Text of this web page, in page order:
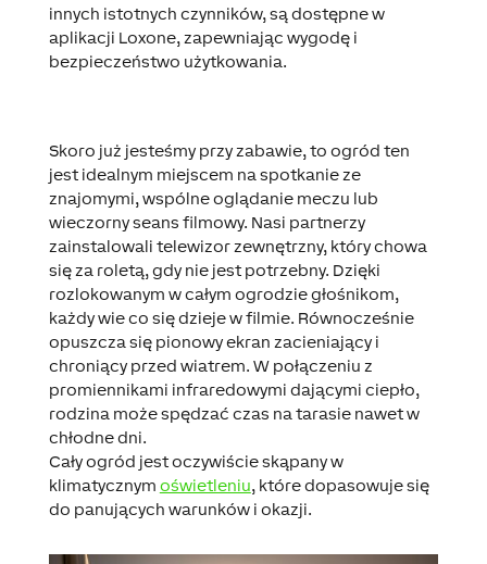
innych istotnych czynników, są dostępne w
aplikacji Loxone, zapewniając wygodę i
bezpieczeństwo użytkowania.
Skoro już jesteśmy przy zabawie, to ogród ten
jest idealnym miejscem na spotkanie ze
znajomymi, wspólne oglądanie meczu lub
wieczorny seans filmowy. Nasi partnerzy
zainstalowali telewizor zewnętrzny, który chowa
się za roletą, gdy nie jest potrzebny. Dzięki
rozlokowanym w całym ogrodzie głośnikom,
każdy wie co się dzieje w filmie. Równocześnie
opuszcza się pionowy ekran zacieniający i
chroniący przed wiatrem. W połączeniu z
promiennikami infraredowymi dającymi ciepło,
rodzina może spędzać czas na tarasie nawet w
chłodne dni.
Cały ogród jest oczywiście skąpany w
klimatycznym oświetleniu, które dopasowuje się
do panujących warunków i okazji.